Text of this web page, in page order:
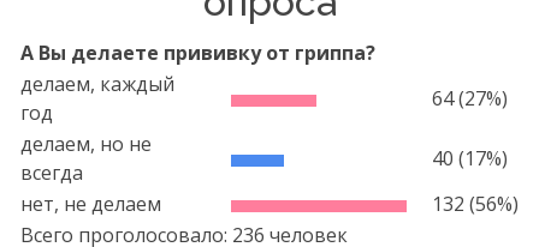
А Вы делаете прививку от гриппа?
делаем, каждый
год
64 (27%)
делаем, но не
всегда
40 (17%)
нет, не делаем
132 (56%)
Всего проголосовало: 236 человек